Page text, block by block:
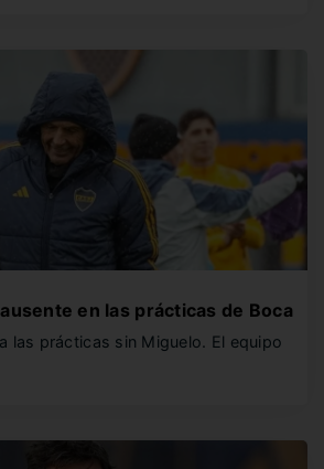
en las prácticas de Boca
las prácticas sin Miguelo. El equipo